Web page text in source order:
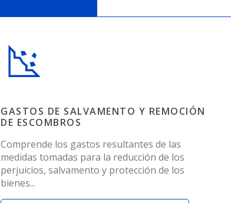
GASTOS DE SALVAMENTO Y REMOCIÓN
DE ESCOMBROS
Comprende los gastos resultantes de las
medidas tomadas para la reducción de los
perjuicios, salvamento y protección de los
bienes...